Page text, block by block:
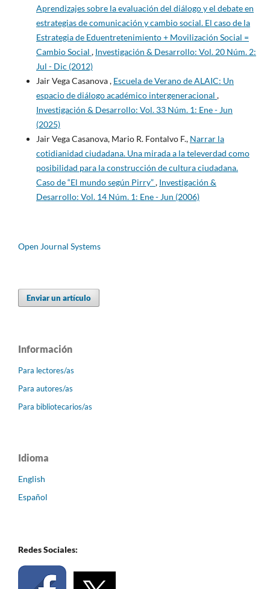
Aprendizajes sobre la evaluación del diálogo y el debate en
estrategias de comunicación y cambio social. El caso de la
Estrategia de Eduentretenimiento + Movilización Social =
Cambio Social , Investigación & Desarrollo: Vol. 20 Núm. 2:
Jul - Dic (2012)
Jair Vega Casanova , Escuela de Verano de ALAIC: Un
espacio de diálogo académico intergeneracional ,
Investigación & Desarrollo: Vol. 33 Núm. 1: Ene - Jun
(2025)
Jair Vega Casanova, Mario R. Fontalvo F., Narrar la
cotidianidad ciudadana. Una mirada a la televerdad como
posibilidad para la construcción de cultura ciudadana.
Caso de “El mundo según Pirry”, Investigación &
Desarrollo: Vol. 14 Núm. 1: Ene - Jun (2006)
Open Journal Systems
Enviar un artículo
Información
Para lectores/as
Para autores/as
Para bibliotecarios/as
Idioma
English
Español
Redes Sociales: